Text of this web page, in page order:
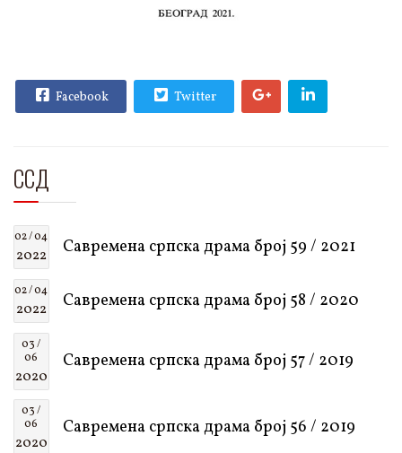
Facebook Twitter
ССД
02 / 04
2022 Савремена српска драма број 59 / 2021
02 / 04
2022 Савремена српска драма број 58 / 2020
03 /
06
2020
Савремена српска драма број 57 / 2019
03 /
06
2020
Савремена српска драма број 56 / 2019